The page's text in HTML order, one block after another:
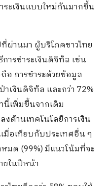
ะเงินแบบใหม่กันมากขึ้น
ผ่านมา ผู้บริโภคชาวไทย
ารชำระเงินดิจิทัล เช่น
อ การชำระด้วยข้อมูล
เงินดิจิทัล และกว่า 72%
นี้เพิ่มขึ้นจากเดิม
ด้านเทคโนโลยีการเงิน
อเทียบกับประเทศอื่น ๆ
มด (99%) มีแนวโน้มที่จะ
ยในปีหน้า